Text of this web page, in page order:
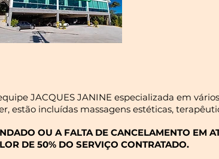
JACQUES JANINE especializada em
estão incluídas massagens estéticas,
OU A FALTA DE CANCELAMENTO EM
DE 50% DO SERVIÇO CONTRATADO.